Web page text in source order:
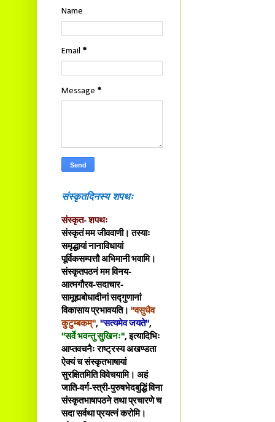
Name
Email *
Message *
संस्कृतदिनस्य शपथः
संस्कृत- शपथः
संस्कृतं मम जीववाणी। तस्याः
समृद्धायां नानाविधायां
पूर्विकसम्पत्तौ अभिमानी भवामि।
संस्कृतपठनं मम विनय-
आत्मगौरव-सदाचार-
सामूह्यबोधादीनां सद्गुणानां
विकासाय प्रभावयति। "वसुधैव
कुटुम्बकम्", "सत्यमेव जयते",
"सर्वे भवन्तु सुखिनः", इत्यादिभिः
आप्तवचनैः राष्ट्रस्य अखण्डता
ऐक्यं च संस्कृतभाषायां
सुरक्षितमिति विवेचयामि। अहं
जाति-वर्ग-स्त्री-पुरुषभेदबुद्धिं विना
संस्कृतभाषापठने तथा प्रचारणे च
सदा सर्वथा प्रयत्नं करोमि।